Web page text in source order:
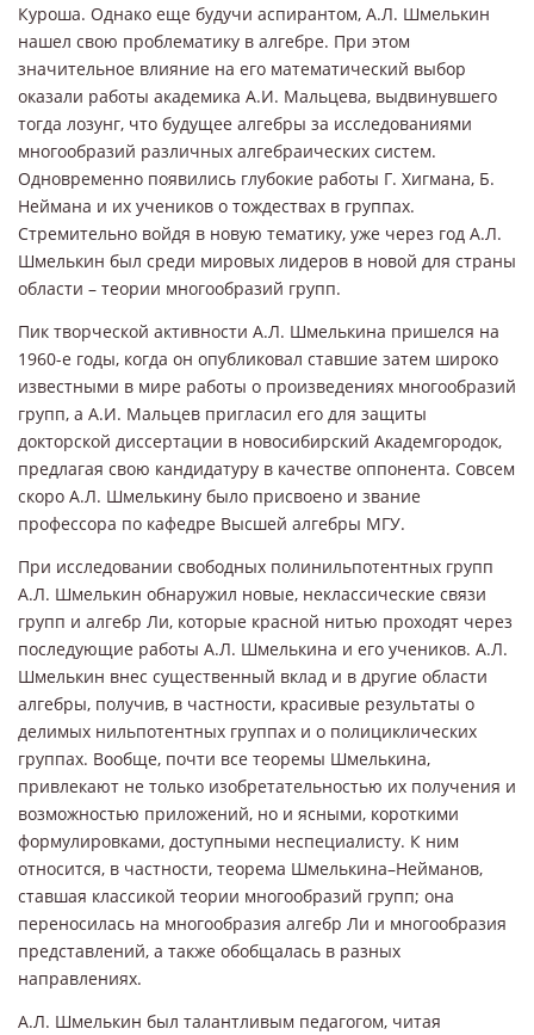
Куроша. Однако еще будучи аспирантом, А.Л. Шмелькин
нашел свою проблематику в алгебре. При этом
значительное влияние на его математический выбор
оказали работы академика А.И. Мальцева, выдвинувшего
тогда лозунг, что будущее алгебры за исследованиями
многообразий различных алгебраических систем.
Одновременно появились глубокие работы Г. Хигмана, Б.
Неймана и их учеников о тождествах в группах.
Стремительно войдя в новую тематику, уже через год А.Л.
Шмелькин был среди мировых лидеров в новой для страны
области – теории многообразий групп.
Пик творческой активности А.Л. Шмелькина пришелся на
1960-е годы, когда он опубликовал ставшие затем широко
известными в мире работы о произведениях многообразий
групп, а А.И. Мальцев пригласил его для защиты
докторской диссертации в новосибирский Академгородок,
предлагая свою кандидатуру в качестве оппонента. Совсем
скоро А.Л. Шмелькину было присвоено и звание
профессора по кафедре Высшей алгебры МГУ.
При исследовании свободных полинильпотентных групп
А.Л. Шмелькин обнаружил новые, неклассические связи
групп и алгебр Ли, которые красной нитью проходят через
последующие работы А.Л. Шмелькина и его учеников. А.Л.
Шмелькин внес существенный вклад и в другие области
алгебры, получив, в частности, красивые результаты о
делимых нильпотентных группах и о полициклических
группах. Вообще, почти все теоремы Шмелькина,
привлекают не только изобретательностью их получения и
возможностью приложений, но и ясными, короткими
формулировками, доступными неспециалисту. К ним
относится, в частности, теорема Шмелькина–Нейманов,
ставшая классикой теории многообразий групп; она
переносилась на многообразия алгебр Ли и многообразия
представлений, а также обобщалась в разных
направлениях.
А.Л. Шмелькин был талантливым педагогом, читая